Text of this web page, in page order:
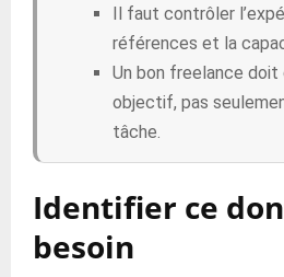
Il faut contrôler
références et la
Un bon freelance
objectif, pas
tâche.
Identifier ce
besoin